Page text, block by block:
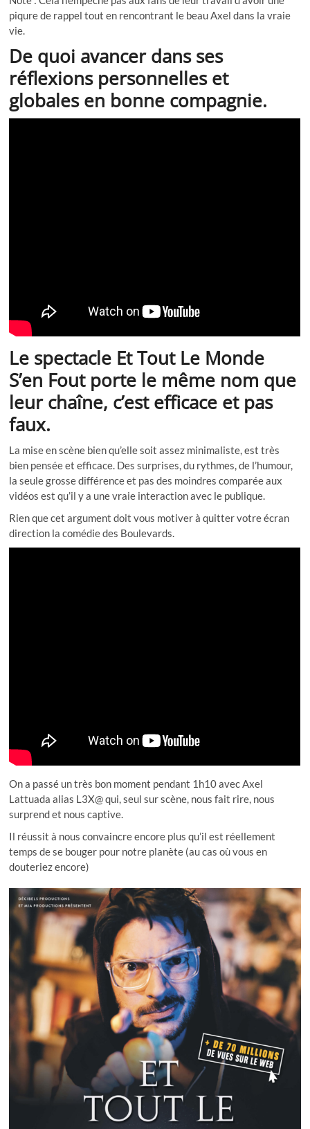
piqure de rappel tout en rencontrant le beau Axel dans la vraie
vie.
De quoi avancer dans ses
réflexions personnelles et
globales en bonne compagnie.
Le spectacle Et Tout Le Monde
S’en Fout porte le même nom que
leur chaîne, c’est efficace et pas
faux.
La mise en scène bien qu’elle soit assez minimaliste, est très
bien pensée et efficace. Des surprises, du rythmes, de l’humour,
la seule grosse différence et pas des moindres comparée aux
vidéos est qu’il y a une vraie interaction avec le publique.
Rien que cet argument doit vous motiver à quitter votre écran
direction la comédie des Boulevards.
On a passé un très bon moment pendant 1h10 avec Axel
Lattuada alias L3X@ qui, seul sur scène, nous fait rire, nous
surprend et nous captive.
Il réussit à nous convaincre encore plus qu’il est réellement
temps de se bouger pour notre planète (au cas où vous en
douteriez encore)